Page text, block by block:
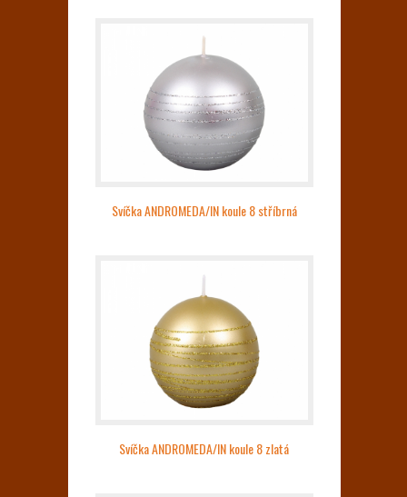
Svíčka ANDROMEDA/IN koule 8 stříbrná
Svíčka ANDROMEDA/IN koule 8 zlatá